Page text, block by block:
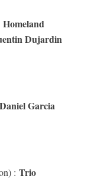
Homeland
Dujardin
Daniel Garcia
: Trio